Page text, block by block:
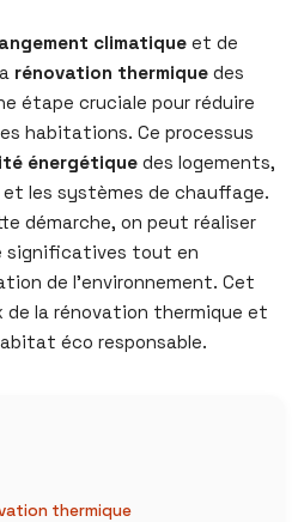
climatique et de
rénovation thermique des
étape cruciale pour réduire
habitations. Ce processus
énergétique des logements,
les systèmes de chauffage.
démarche, on peut réaliser
significatives tout en
de l’environnement. Cet
de la rénovation thermique et
éco responsable.
thermique